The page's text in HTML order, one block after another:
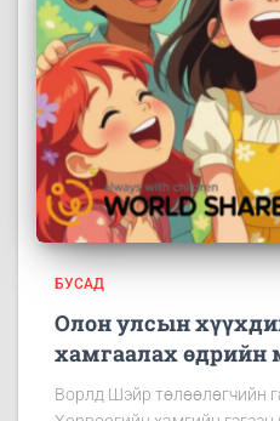
БУСАД
Олон улсын
хамгаалах өдрийн
Ворлд Шэйр төлөөлөгчийн